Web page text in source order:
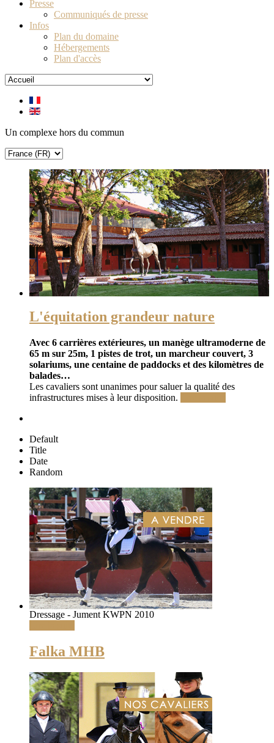
Presse
Communiqués de presse
Infos
Plan du domaine
Hébergements
Plan d'accès
Un complexe hors du commun
L'équitation grandeur nature
Avec 6 carrières extérieures, un manège ultramoderne de
65 m sur 25m, 1 pistes de trot, un marcheur couvert, 3
solariums, une centaine de paddocks et des kilomètres de
balades…
Les cavaliers sont unanimes pour saluer la qualité des
infrastructures mises à leur disposition.
Default
Title
Date
Random
Dressage - Jument KWPN 2010
Falka MHB